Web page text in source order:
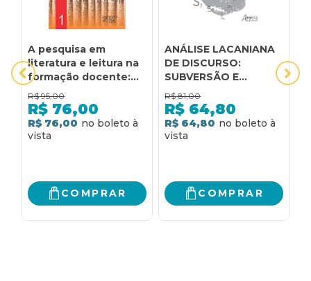
A pesquisa em
literatura e leitura na
formação docente:
experiências da
pesquisa acadêmica à
prática profissional no
ensino
R$ 95,00
R$ 76,00
R$ 76,00
COMPRAR
ANÁLISE LACANIANA
DE DISCURSO:
SUBVERSÃO E
PESQUISA CRÍTICA
R$ 81,00
R$ 64,80
R$ 64,80
COMPRAR